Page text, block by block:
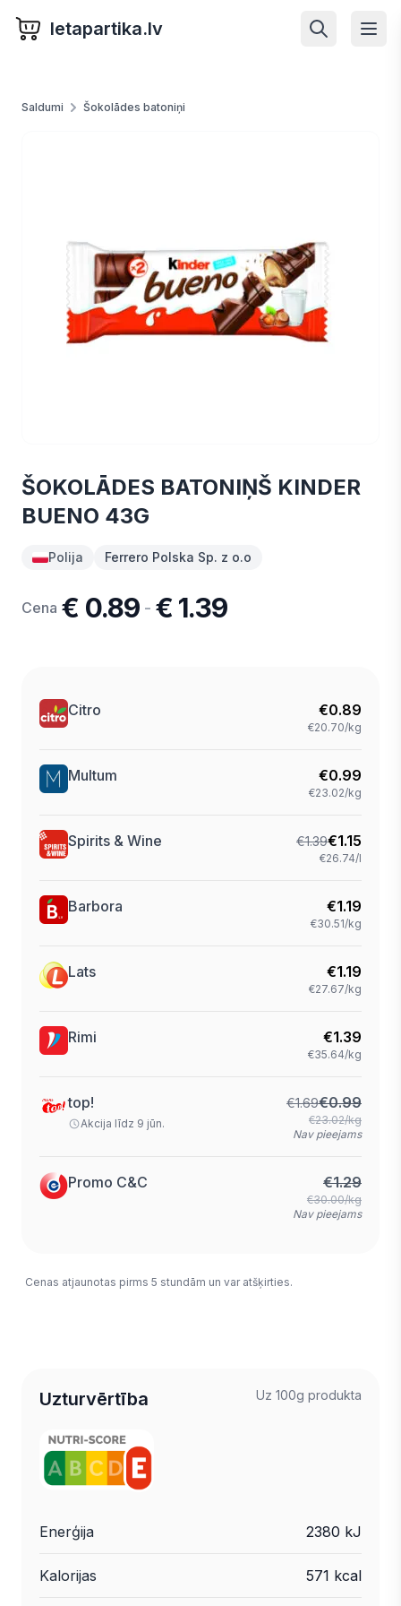
letapartika.lv
Saldumi Šokolādes batoniņi
ŠOKOLĀDES BATONIŅŠ KINDER
BUENO 43G
Polija Ferrero Polska Sp. z o.o
Cena € 0.89 - € 1.39
Citro €0.89
€20.70/kg
Multum €0.99
€23.02/kg
Spirits & Wine €1.39€1.15
€26.74/l
Barbora €1.19
€30.51/kg
Lats €1.19
€27.67/kg
Rimi €1.39
€35.64/kg
top!
Akcija līdz 9 jūn.
€1.69€0.99
€23.02/kg
Nav pieejams
Promo C&C €1.29
€30.00/kg
Nav pieejams
Cenas atjaunotas pirms 5 stundām un var atšķirties.
Uzturvērtība Uz 100g produkta
Enerģija 2380 kJ
Kalorijas 571 kcal